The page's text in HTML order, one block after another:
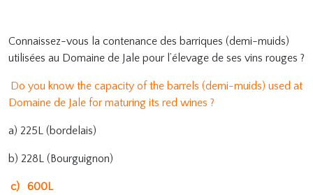
Connaissez-vous la contenance des barriques (demi-muids)
utilisées au Domaine de Jale pour l’élevage de ses vins rouges ?
Do you know the capacity of the barrels (demi-muids) used at
Domaine de Jale for maturing its red wines ?
a) 225L (bordelais)
b) 228L (Bourguignon)
c) 600L